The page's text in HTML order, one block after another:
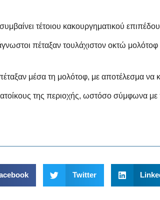
τέτοιου κακουργηματικού
πέταξαν τουλάχιστον οκτώ
μέσα τη μολότοφ, με αποτέλεσμα
της περιοχής, ωστόσο σύμφωνα με
Twitter